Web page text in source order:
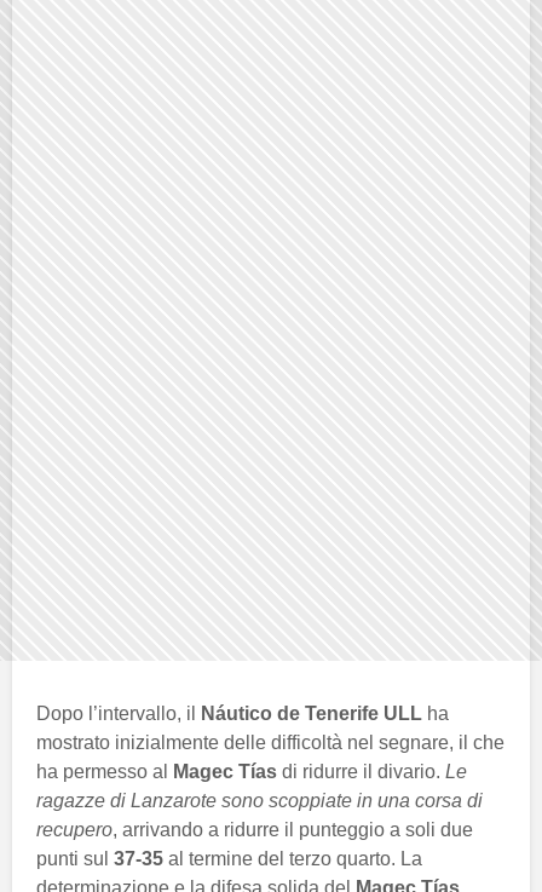
Dopo l’intervallo, il Náutico de Tenerife ULL ha
mostrato inizialmente delle difficoltà nel segnare, il che
ha permesso al
Magec Tías di ridurre il divario. Le
ragazze di Lanzarote sono scoppiate in una corsa di
recupero, arrivando a ridurre il punteggio a soli due
punti sul 37-35 al termine del terzo quarto. La